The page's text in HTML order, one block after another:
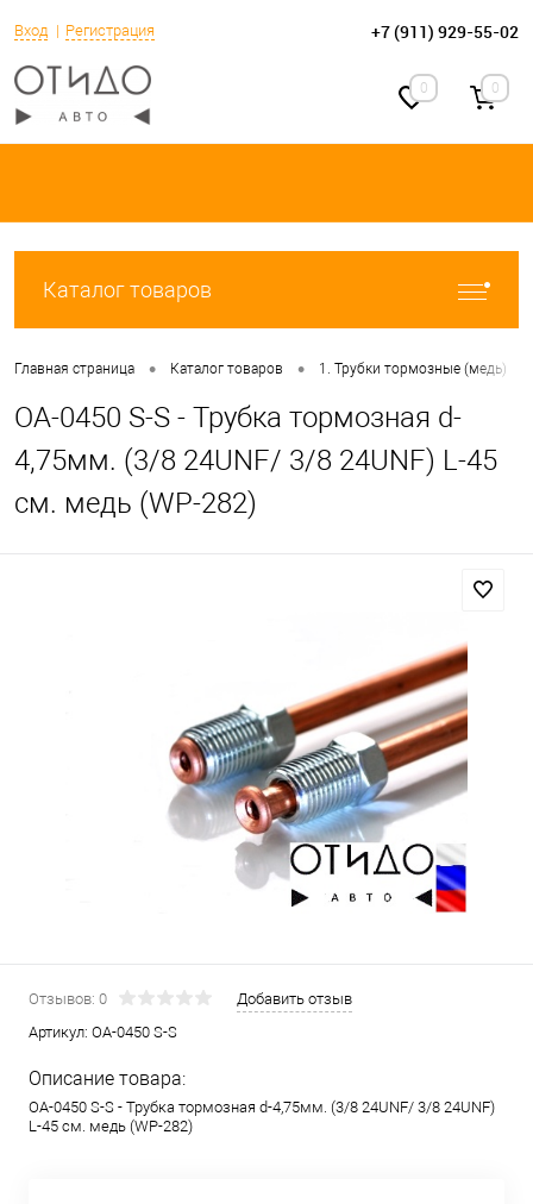
Вход Регистрация +7 (911) 929-55-02
0 0
Каталог товаров
Главная страница • Каталог товаров • 1. Трубки тормозные (медь)
OA-0450 S-S - Трубка тормозная d-
4,75мм. (3/8 24UNF/ 3/8 24UNF) L-45
см. медь (WP-282)
Отзывов: 0
Добавить отзыв
Артикул: OA-0450 S-S
Описание товара:
OA-0450 S-S - Трубка тормозная d-4,75мм. (3/8 24UNF/ 3/8 24UNF)
L-45 см. медь (WP-282)